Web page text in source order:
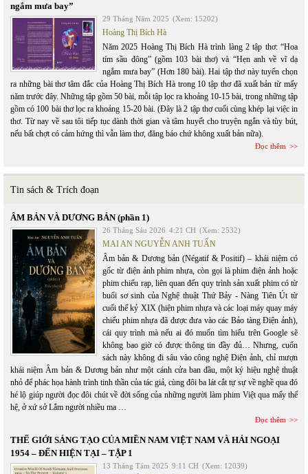
ngắm mưa bay”
29 Tháng Năm 2025 (Xem: 15202)
Hoàng Thị Bích Hà
Năm 2025 Hoàng Thị Bích Hà trình làng 2 tập thơ: “Hoa
tím sầu đông” (gồm 103 bài thơ) và “Hẹn anh về vĩ dạ
ngắm mưa bay” (Hơn 180 bài). Hai tập thơ này tuyển chọn
ra những bài thơ tâm đắc của Hoàng Thị Bích Hà trong 10 tập thơ đã xuất bản từ mấy
năm trước đây. Những tập gồm 50 bài, mỗi tập lọc ra khoảng 10-15 bài, trong những tập
gồm có 100 bài thơ lọc ra khoảng 15-20 bài. (Đây là 2 tập thơ cuối cùng khép lại việc in
thơ. Từ nay về sau tôi tiếp tục dành thời gian và tâm huyết cho truyện ngắn và tùy bút,
nếu bất chợt có cảm hứng thì vẫn làm thơ, đăng báo chứ không xuất bản nữa).
Đọc thêm
Tin sách & Trích đoạn
ÂM BẢN VÀ DƯƠNG BẢN (phần 1)
26 Tháng Sáu 2026 4:21 CH (Xem: 2532)
MAI AN NGUYỄN ANH TUẤN
Âm bản & Dương bản (Négatif & Positif) – khái niệm có
gốc từ điện ảnh phim nhựa, còn gọi là phim điện ảnh hoặc
phim chiếu rạp, liên quan đến quy trình sản xuất phim có từ
buổi sơ sinh của Nghệ thuật Thứ Bảy - Nàng Tiên Út từ
cuối thế kỷ XIX (hiện phim nhựa và các loại máy quay máy
chiếu phim nhựa đã được đưa vào các Bảo tàng Điện ảnh),
cái quy trình mà nếu ai đó muốn tìm hiểu trên Google sẽ
không bao giờ có được thông tin đầy đủ… Nhưng, cuốn
sách này không đi sâu vào công nghệ Điện ảnh, chỉ mượn
khái niệm Âm bản & Dương bản như một cánh cửa ban đầu, một ký hiệu nghệ thuật
nhỏ để phác họa hành trình tinh thần của tác giả, cùng đôi ba lát cắt tự sự về nghề qua đó
hé lộ giúp người đọc đôi chút về đời sống của những người làm phim Việt qua mấy thế
hệ, ở xứ sở Lắm người nhiều ma …
Đọc thêm
THẾ GIỚI SÁNG TẠO CỦA MIỀN NAM VIỆT NAM VÀ HẢI NGOẠI
1954 – ĐẾN HIỆN TẠI – TẬP 1
13 Tháng Tám 2025 9:11 CH (Xem: 12039)